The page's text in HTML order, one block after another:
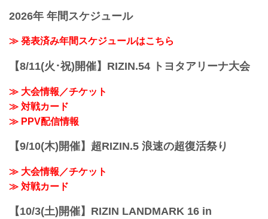
2026年 年間スケジュール
≫ 発表済み年間スケジュールはこちら
【8/11(火･祝)開催】RIZIN.54 トヨタアリーナ大会
≫ 大会情報／チケット
≫ 対戦カード
≫ PPV配信情報
【9/10(木)開催】超RIZIN.5 浪速の超復活祭り
≫ 大会情報／チケット
≫ 対戦カード
【10/3(土)開催】RIZIN LANDMARK 16 in